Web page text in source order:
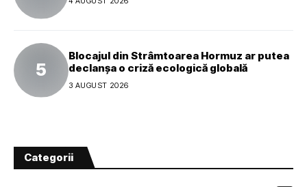
Blocajul din Strâmtoarea Hormuz ar putea
declanșa o criză ecologică globală
3 AUGUST 2026
Categorii